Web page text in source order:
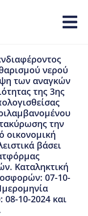
νερού
των αναγκών
της 3ης
την
οικονομική
βάσει
Καταληκτική
07-10-
08-10-2024 και